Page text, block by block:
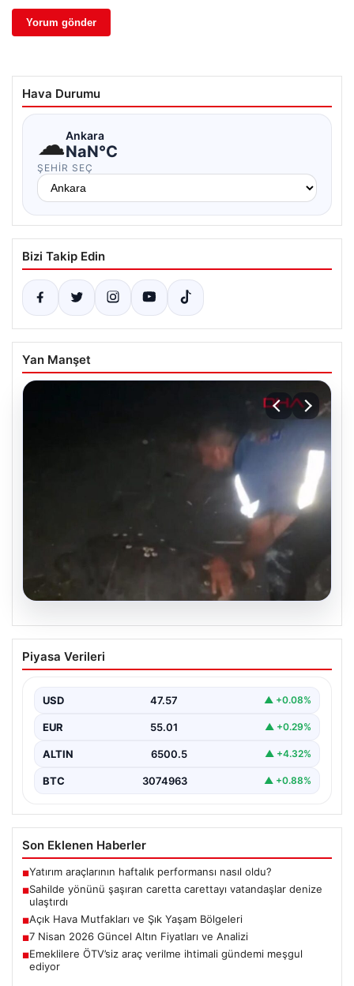
Hava Durumu
☁Ankara
NaN°C
ŞEHIR SEÇ
Bizi Takip Edin
Yan Manşet
Sahilde yönünü şaşıran caretta
carettayı vatandaşlar denize ulaştırdı
Piyasa Verileri
USD 47.57 ▲ +0.08%
EUR 55.01 ▲ +0.29%
ALTIN 6500.5 ▲ +4.32%
BTC 3074963 ▲ +0.88%
Son Eklenen Haberler
■Yatırım araçlarının haftalık performansı nasıl oldu?
■Sahilde yönünü şaşıran caretta carettayı vatandaşlar denize
ulaştırdı
■Açık Hava Mutfakları ve Şık Yaşam Bölgeleri
■7 Nisan 2026 Güncel Altın Fiyatları ve Analizi
■Emeklilere ÖTV’siz araç verilme ihtimali gündemi meşgul
ediyor